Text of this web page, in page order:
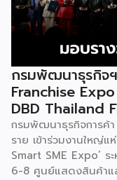
กรมพัฒนาธุรกิจ
Franchise
DBD Thailand
กรมพัฒนาธุรกิจการค้
ราย เข้าร่วมงานใหญ่
Smart SME Expo’
6-8 ศูนย์แสดงสินค้าแ